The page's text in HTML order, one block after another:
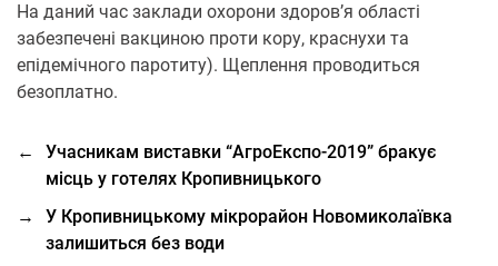
На даний час заклади охорони здоров’я області
забезпечені вакциною проти кору, краснухи та
епідемічного паротиту). Щеплення проводиться
безоплатно.
←
Учасникам виставки “АгроЕкспо-2019” бракує
місць у готелях Кропивницького
→
У Кропивницькому мікрорайон Новомиколаївка
залишиться без води